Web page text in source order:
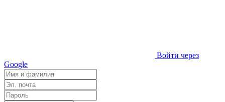
Войти через
Google